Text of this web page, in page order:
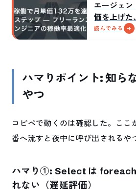
エージェン
価を上げた
読んでみる
ハマりポイント: 知ら
やつ
コピペで動くのは確認した。ここ
番へ流すと夜中に呼び出されるや
ハマり①: Select は foreach
れない（遅延評価）